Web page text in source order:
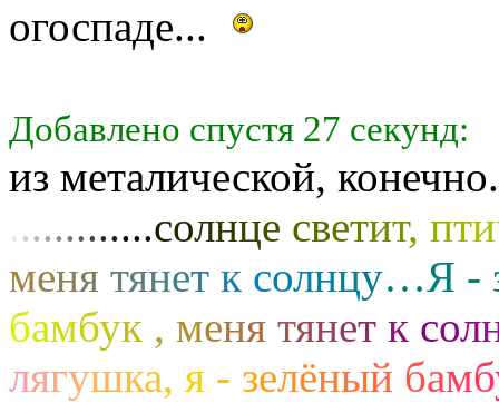
огоспаде...
Добавлено спустя 27 секунд:
из металической, конечно.
............солнце светит, пти
меня тянет к солнцу…Я -
бамбук , меня тянет к сол
лягушка, я - зелёный бамб